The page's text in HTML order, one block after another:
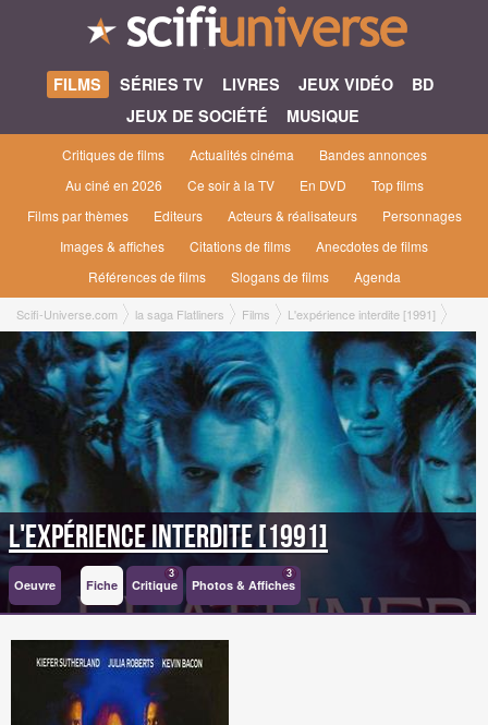
FILMS SÉRIES TV LIVRES JEUX VIDÉO
BD
JEUX DE SOCIÉTÉ
MUSIQUE
Critiques de films Actualités cinéma
Bandes annonces
Au ciné en 2026
Ce soir à la TV En DVD
Top films
Films par thèmes
Editeurs Acteurs & réalisateurs
Personnages
Images & affiches
Citations de films
Anecdotes de films
Références de films
Slogans de films Agenda
Scifi-Universe.com la saga Flatliners Films L'expérience interdite [1991]
L'expérience interdite [1991]
Oeuvre Fiche Critique
3
Photos & Affiches
3